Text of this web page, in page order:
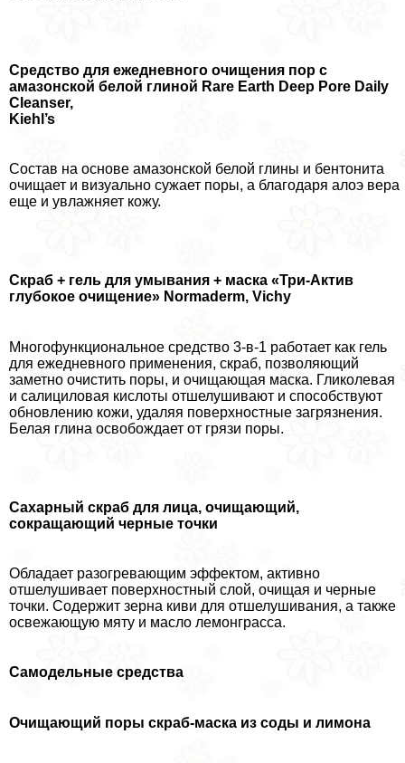
Средство для ежедневного очищения пор с
амaзoнской белой глиной Rare Earth Deep Pore Daily
Cleanser,
Kiehl’s
Состав на основе амaзoнской белой глины и бентонита
очищает и визуально сужает поры, а благодаря алоэ вера
еще и увлажняет кожу.
Скраб + гель для умывания + маска «Три-Актив
глубокое очищение» Normaderm, Vichy
Многофункциональное средство 3-в-1 работает как гель
для ежедневного применения, скраб, позволяющий
заметно очистить поры, и очищающая маска. Гликолевая
и салициловая кислоты отшелушивают и способствуют
обновлению кожи, удаляя поверхностные загрязнения.
Белая глина освобождает от грязи поры.
Сахарный скраб для лица, очищающий,
сокращающий черные точки
Обладает разогревающим эффектом, активно
отшелушивает поверхностный слой, очищая и черные
точки. Содержит зерна киви для отшелушивания, а также
освежающую мяту и масло лемонграсса.
Самодельные средства
Очищающий поры скраб-маска из соды и лимона